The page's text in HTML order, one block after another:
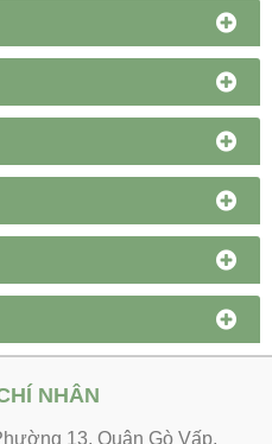
NHÂN
13, Quận Gò Vấp,